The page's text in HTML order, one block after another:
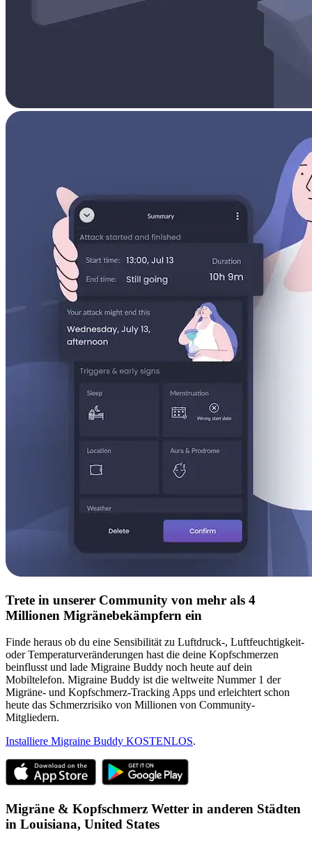
Trete in unserer Community von mehr als 4
Millionen Migränebekämpfern ein
Finde heraus ob du eine Sensibilität zu Luftdruck-, Luftfeuchtigkeit-
oder Temperaturveränderungen hast die deine Kopfschmerzen
beinflusst und lade Migraine Buddy noch heute auf dein
Mobiltelefon. Migraine Buddy ist die weltweite Nummer 1 der
Migräne- und Kopfschmerz-Tracking Apps und erleichtert schon
heute das Schmerzrisiko von Millionen von Community-
Mitgliedern.
Installiere Migraine Buddy KOSTENLOS.
Migräne & Kopfschmerz Wetter in anderen Städten
in Louisiana, United States